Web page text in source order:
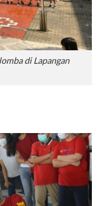
di Lapangan